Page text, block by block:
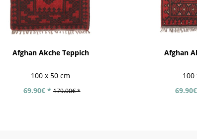
Afghan Akche Teppich
100 x 50 cm
69.90€ * 179.00€ *
Afghan
100